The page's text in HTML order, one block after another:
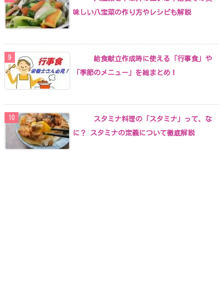
味しい八宝菜の作り方やレシピも解説
給食献立作成時に使える「行事食」や
「季節のメニュー」を総まとめ！
スタミナ料理の「スタミナ」って、な
に？ スタミナの定義について徹底解説